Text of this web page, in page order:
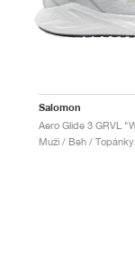
Salomon
Muži / Beh / Topánky